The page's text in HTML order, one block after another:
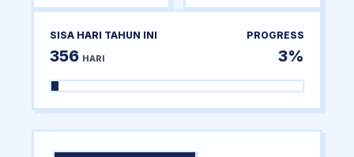
SISA HARI TAHUN INI
356 HARI
PROGRESS
3%